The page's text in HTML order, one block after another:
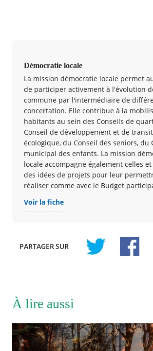
Démocratie locale
La mission démocratie locale permet
de participer activement à l'évolution
commune par l'intermédiaire de
concertation. Elle contribue à la
habitants au sein des Conseils de
Conseil de développement et de
écologique, du Conseil des seniors, du
municipal des enfants. La mission
locale accompagne également celles
des idées de projets pour leur
réaliser comme avec le Budget
Voir la fiche
PARTAGERSUR
À lire aussi